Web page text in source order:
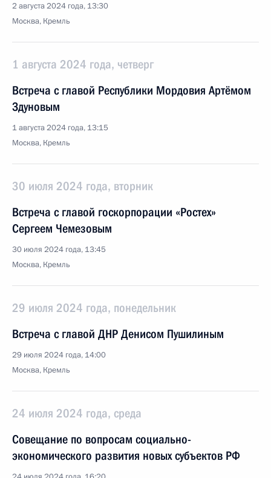
2 августа 2024 года, 13:30
Москва, Кремль
1 августа 2024 года, четверг
Встреча с главой Республики Мордовия Артёмом
Здуновым
1 августа 2024 года, 13:15
Москва, Кремль
30 июля 2024 года, вторник
Встреча с главой госкорпорации «Ростех»
Сергеем Чемезовым
30 июля 2024 года, 13:45
Москва, Кремль
29 июля 2024 года, понедельник
Встреча с главой ДНР Денисом Пушилиным
29 июля 2024 года, 14:00
Москва, Кремль
24 июля 2024 года, среда
Совещание по вопросам социально-
экономического развития новых субъектов РФ